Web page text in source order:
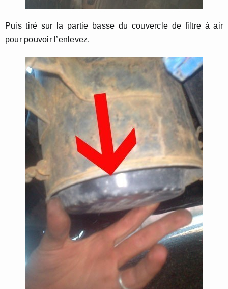
Puis tiré sur la partie basse du couvercle de filtre à air
pour pouvoir l’enlevez.